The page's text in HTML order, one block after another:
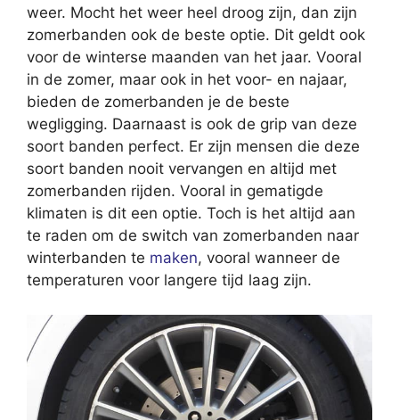
weer. Mocht het weer heel droog zijn, dan zijn
zomerbanden ook de beste optie. Dit geldt ook
voor de winterse maanden van het jaar. Vooral
in de zomer, maar ook in het voor- en najaar,
bieden de zomerbanden je de beste
wegligging. Daarnaast is ook de grip van deze
soort banden perfect. Er zijn mensen die deze
soort banden nooit vervangen en altijd met
zomerbanden rijden. Vooral in gematigde
klimaten is dit een optie. Toch is het altijd aan
te raden om de switch van zomerbanden naar
winterbanden te maken, vooral wanneer de
temperaturen voor langere tijd laag zijn.